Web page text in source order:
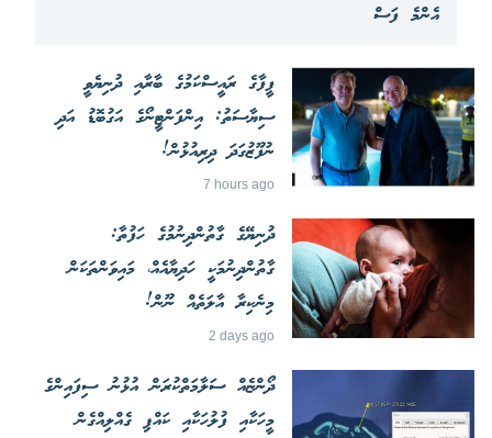
އެންމެ ފަސް
ފީފާގެ ރައީސްކަމުގެ ބާރާއި ދުނިޔެވީ
ސިޔާސަތު: އިންފަންޓީނޯގެ އަގުބޮޑު އަދި
ނުފޫޒުގަދަ ދިރިއުޅުން!
7 hours ago
ދުނިޔޭގެ ގާތުންދިނުމުގެ ހަފުތާ:
ގާތުންދިނުމަކީ ހަދިޔާއެއް، މައިވަންތަކަން
މިނެކިރާ އާލަތެއް ނޫން!
2 days ago
ދޯންޏެއް ސަލާމަތްކުރަން އުޅުނު ސިފައިންގެ
މީހަކާއި ފުލުހަކާއި ކައްޕި ގެއްލިއްގެން